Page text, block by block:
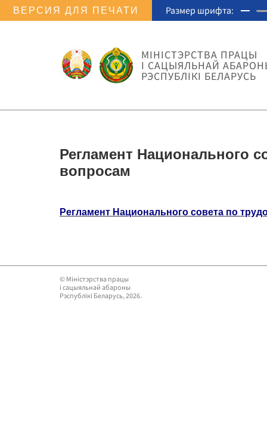
ВЕРСИЯ ДЛЯ ПЕЧАТИ Размер шрифта:
МIНIСТЭРСТВА ПРАЦЫ
I САЦЫЯЛЬНАЙ
РЭСПУБЛІКІ БЕЛАРУСЬ
Регламент Национального
вопросам
Регламент Национального совета по
© Мiнiстэрства працы
i сацыяльнай абароны
Рэспублікі Беларусь, 2026.